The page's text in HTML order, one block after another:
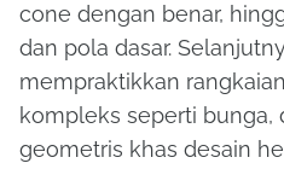
cone dengan benar,
dan pola dasar.
mempraktikkan
kompleks seperti bunga,
geometris khas desain